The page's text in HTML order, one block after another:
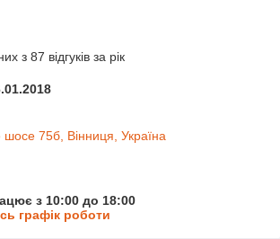
з 87 відгуків за рік
75б, Вінниця, Україна
з 10:00 до 18:00
графік роботи